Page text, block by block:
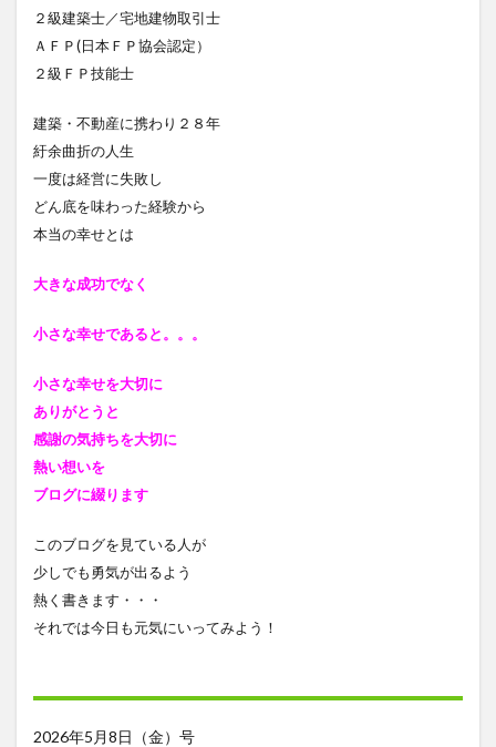
２級建築士／宅地建物取引士
ＡＦＰ(日本ＦＰ協会認定）
２級ＦＰ技能士
建築・不動産に携わり２８年
紆余曲折の人生
一度は経営に失敗し
どん底を味わった経験から
本当の幸せとは
大きな成功でなく
小さな幸せであると。。。
小さな幸せを大切に
ありがとうと
感謝の気持ちを大切に
熱い想いを
ブログに綴ります
このブログを見ている人が
少しでも勇気が出るよう
熱く書きます・・・
それでは今日も元気にいってみよう！
2026年5月8日（金）号